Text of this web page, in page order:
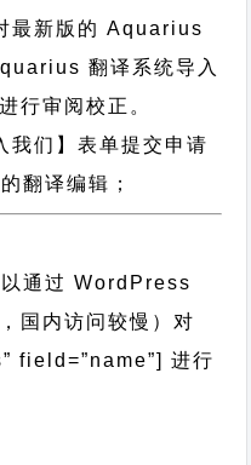
最新版的 Aquarius
翻译系统导入
行审阅校正。
我们】表单提交申请
翻译编辑；
以通过WordPress
国内访问较慢）对
field=”name”]进行